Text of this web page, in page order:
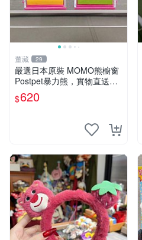
董藏 29
嚴選日本原裝 MOMO熊櫥窗
Postpet暴力熊，實物直送新
臺灣。MOMO熊 暴力熊 熊貓
櫥窗
$620